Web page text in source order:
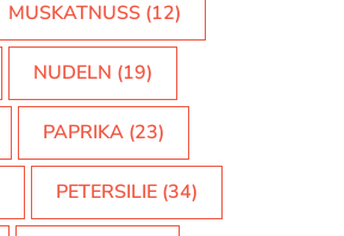
MUSKATNUSS (12)
NUDELN (19)
PAPRIKA (23)
PETERSILIE (34)